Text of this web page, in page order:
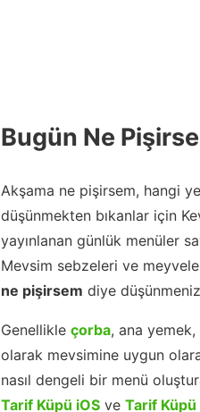
Bugün Ne
Akşama ne pişirsem, hangi
düşünmekten bıkanlar için
yayınlanan günlük menüler
Mevsim sebzeleri ve
ne pişirsem diye
Genellikle çorba, ana
olarak mevsimine uygun
nasıl dengeli bir menü
Tarif Küpü iOS ve Tarif